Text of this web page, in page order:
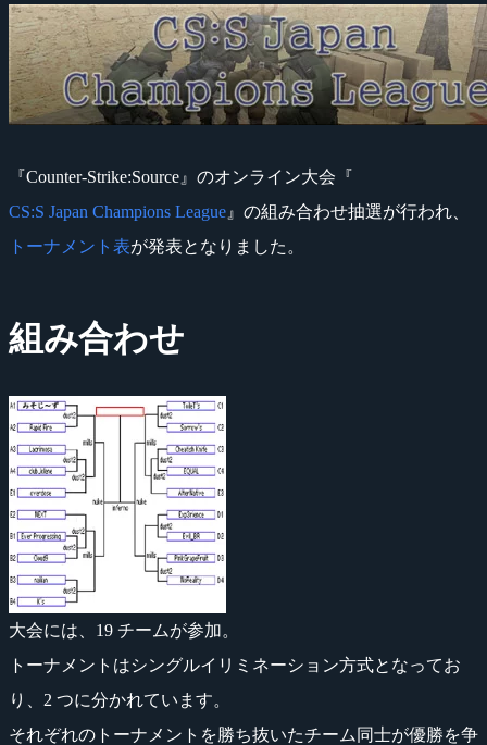
『Counter-Strike:Source』のオンライン大会『
CS:S Japan Champions League 』の組み合わせ抽選が行われ、
トーナメント表が発表となりました。
組み合わせ
大会には、19 チームが参加。
トーナメントはシングルイリミネーション方式となってお
り、2 つに分かれています。
それぞれのトーナメントを勝ち抜いたチーム同士が優勝を争